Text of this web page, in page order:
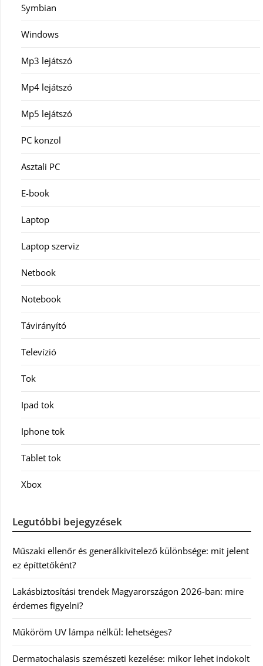
Symbian
Windows
Mp3 lejátszó
Mp4 lejátszó
Mp5 lejátszó
PC konzol
Asztali PC
E-book
Laptop
Laptop szerviz
Netbook
Notebook
Távirányító
Televízió
Tok
Ipad tok
Iphone tok
Tablet tok
Xbox
Legutóbbi bejegyzések
Műszaki ellenőr és generálkivitelező különbsége: mit jelent
ez építtetőként?
Lakásbiztosítási trendek Magyarországon 2026-ban: mire
érdemes figyelni?
Műköröm UV lámpa nélkül: lehetséges?
Dermatochalasis szemészeti kezelése: mikor lehet indokolt